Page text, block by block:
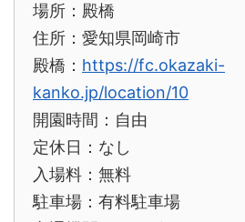
場所：殿橋
住所：愛知県岡崎市
殿橋： https://fc.okazaki-
kanko.jp/location/10
開園時間：自由
定休日：なし
入場料：無料
駐車場：有料駐車場